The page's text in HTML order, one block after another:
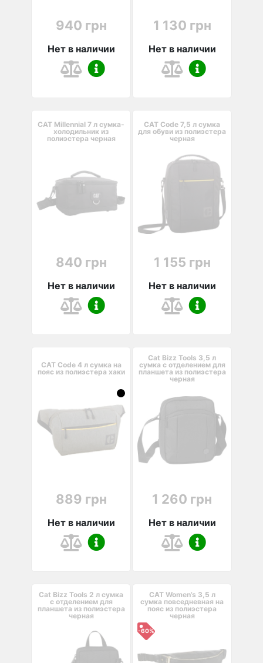
940 грн
Нет в наличии
1 130 грн
Нет в наличии
CAT Millennial 7 л сумка-
холодильник из
полиэстера черная
840 грн
Нет в наличии
CAT Code 7,5 л сумка
для обуви из полиэстера
черная
1 155 грн
Нет в наличии
CAT Code 4 л cумка на
пояс из полиэстера хаки
889 грн
Нет в наличии
Cat Bizz Tools 3,5 л
сумка с отделением для
планшета из полиэстера
черная
1 260 грн
Нет в наличии
Cat Bizz Tools 2 л сумка
с отделением для
планшета из полиэстера
черная
CAT Women’s 3,5 л
cумка повседневная на
пояс из полиэстера
черная
-60%